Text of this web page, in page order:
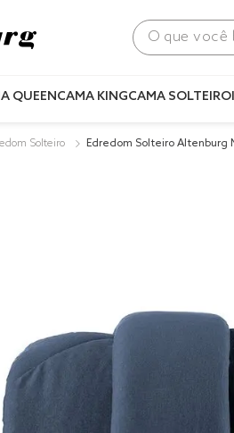
O que você
QUEENCAMA KINGCAMA SOLTEIRO
Solteiro
Edredom Solteiro Altenburg